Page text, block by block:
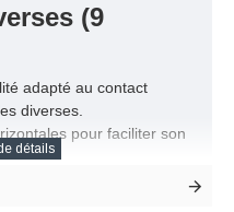
(9
adapté au contact
diverses.
pour faciliter son
à +230°C, i